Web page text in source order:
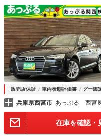
バックカメラ ＥＴＣ アダ
プ ３ゾーンエアコン 前後
イト
販売店保証 車両状態評価書 グー鑑
兵庫県西宮市 あっぷる 西宮
在庫を確認・